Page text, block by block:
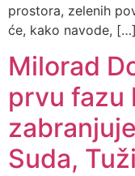
prostora, zelenih
će, kako navode, […]
Milorad
prvu fazu
Suda,